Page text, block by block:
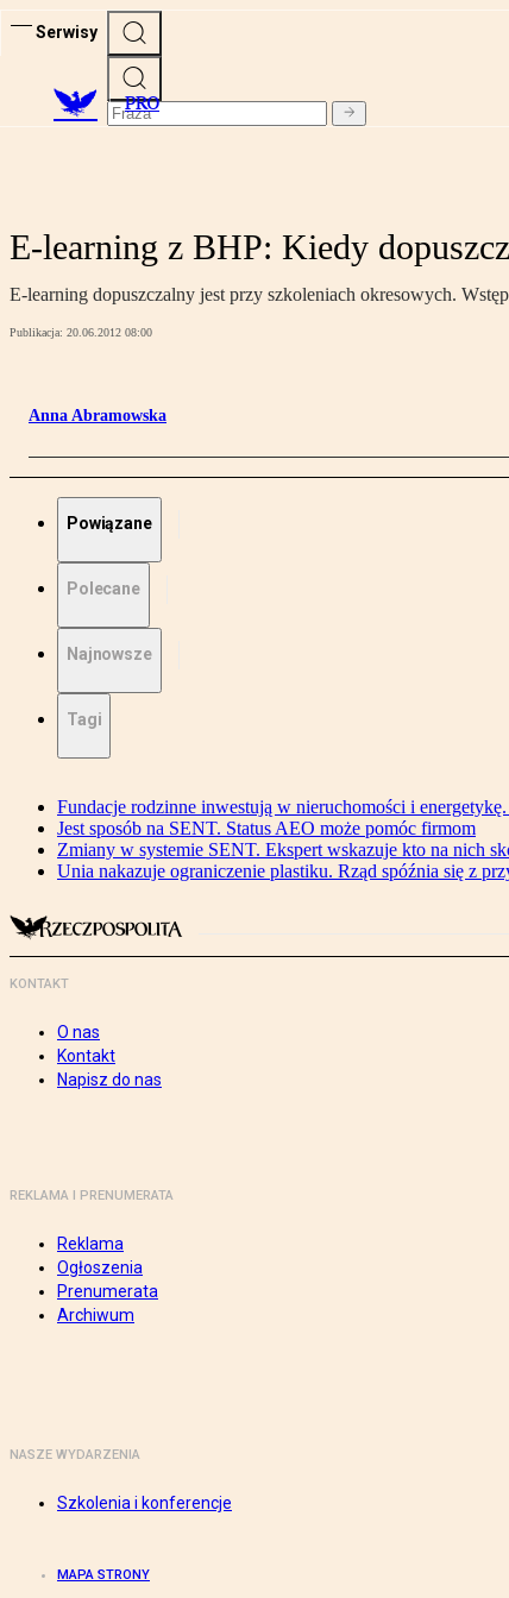
Serwisy
PRO
E-learning z BHP: Kiedy
E-learning dopuszczalny jest przy szkoleniach okresowych.
Publikacja: 20.06.2012 08:00
Anna Abramowska
Powiązane
Polecane
Najnowsze
Tagi
Fundacje rodzinne inwestują w nieruchomości i
Jest sposób na SENT. Status AEO może pomóc firmom
Zmiany w systemie SENT. Ekspert wskazuje kto na nich
Unia nakazuje ograniczenie plastiku. Rząd spóźnia się z
KONTAKT
O nas
Kontakt
Napisz do nas
REKLAMA I PRENUMERATA
Reklama
Ogłoszenia
Prenumerata
Archiwum
NASZE WYDARZENIA
Szkolenia i konferencje
MAPA STRONY